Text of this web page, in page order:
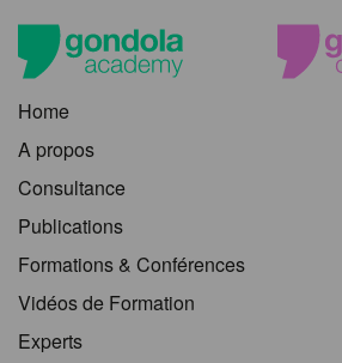
Home
A propos
Consultance
Publications
Formations & Conférences
Vidéos de Formation
Experts